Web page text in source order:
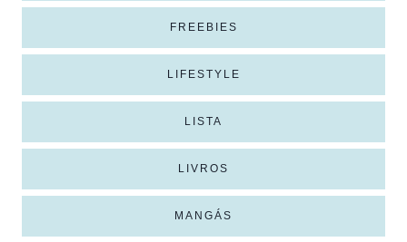
FREEBIES
LIFESTYLE
LISTA
LIVROS
MANGÁS